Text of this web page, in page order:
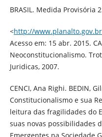
BRASIL. Medida Provisória
<http://
Acesso em: 15 abr. 2015.
Neoconstitucionalismo.
Juridicas, 2007.
CENCI, Ana Righi. BEDIN,
Constitucionalismo e sua
leitura das fragilidades do
suas novas possibilidades